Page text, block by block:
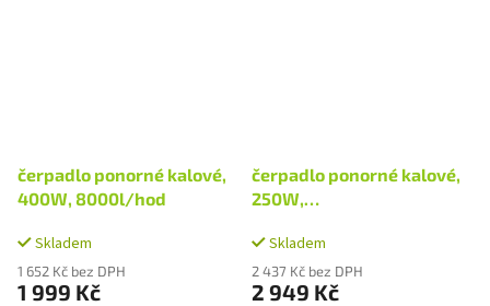
čerpadlo ponorné kalové,
400W, 8000l/hod
Skladem
1 652 Kč bez DPH
1 999 Kč
čerpadlo ponorné kalové,
250W,
Skladem
2 437 Kč bez DPH
2 949 Kč